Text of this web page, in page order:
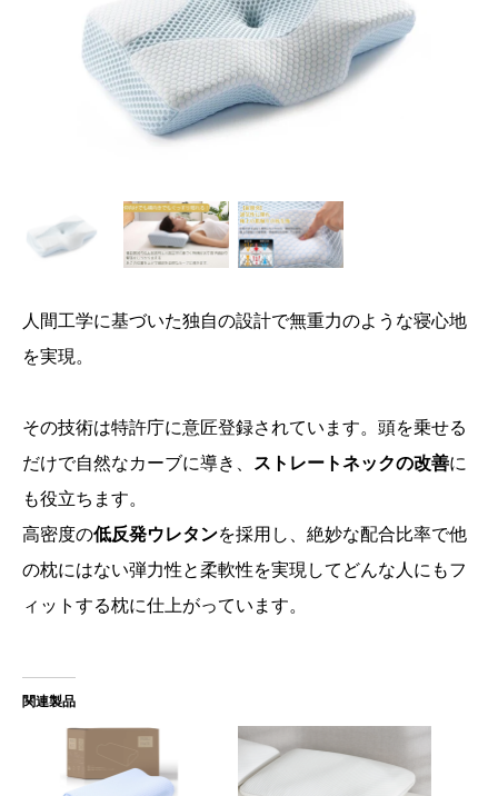
人間工学に基づいた独自の設計で無重力のような寝心地
を実現。
その技術は特許庁に意匠登録されています。頭を乗せる
だけで自然なカーブに導き、 ストレートネックの改善に
も役立ちます。
高密度の低反発ウレタンを採用し、絶妙な配合比率で他
の枕にはない弾力性と柔軟性を実現してどんな人にもフ
ィットする枕に仕上がっています。
関連製品